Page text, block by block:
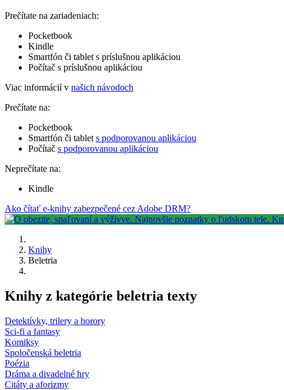
Prečítate na zariadeniach:
Pocketbook
Kindle
Smartfón či tablet s príslušnou aplikáciou
Počítač s príslušnou aplikáciou
Viac informácií v našich návodoch
Prečítate na:
Pocketbook
Smartfón či tablet s podporovanou aplikáciou
Počítač s podporovanou aplikáciou
Neprečítate na:
Kindle
Ako čítať e-knihy zabezpečené cez Adobe DRM?
Knihy
Beletria
Knihy z kategórie beletria texty
Detektívky, trilery a horory
Sci-fi a fantasy
Komiksy
Spoločenská beletria
Poézia
Dráma a divadelné hry
Citáty a aforizmy